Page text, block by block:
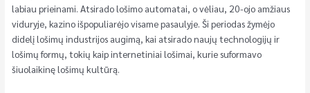
labiau prieinami. Atsirado lošimo automatai, o vėliau, 20-ojo amžiaus
viduryje, kazino išpopuliarėjo visame pasaulyje. Ši periodas žymėjo
didelį lošimų industrijos augimą, kai atsirado naujų technologijų ir
lošimų formų, tokių kaip internetiniai lošimai, kurie suformavo
šiuolaikinę lošimų kultūrą.